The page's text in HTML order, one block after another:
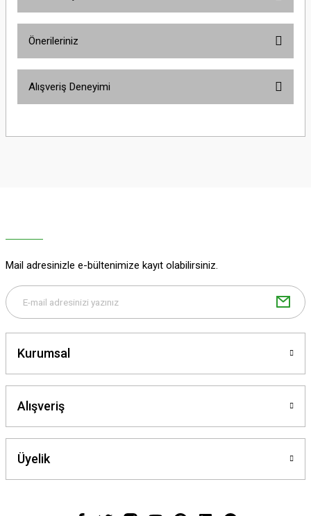
Önerileriniz
yetersiz gördüğünüz noktaları öneri formunu kullanarak tarafımıza
Gönder
Alışveriş Deneyimi
Mail adresinizle e-bültenimize kayıt olabilirsiniz.
Kurumsal
Alışveriş
Üyelik